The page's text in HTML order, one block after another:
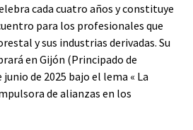
cada cuatro años y constituye
para los profesionales que
y sus industrias derivadas. Su
en Gijón (Principado de
de 2025 bajo el lema « La
de alianzas en los